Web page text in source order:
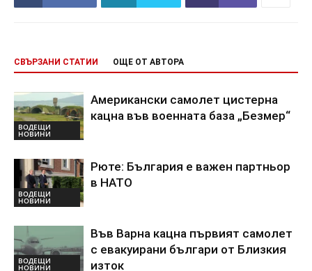
СВЪРЗАНИ СТАТИИ ОЩЕ ОТ АВТОРА
ВОДЕЩИ
НОВИНИ
Американски самолет цистерна
кацна във военната база „Безмер“
ВОДЕЩИ
НОВИНИ
Рюте: България е важен партньор
в НАТО
ВОДЕЩИ
НОВИНИ
Във Варна кацна първият самолет
с евакуирани българи от Близкия
изток